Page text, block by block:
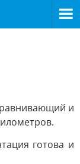
и
готова и